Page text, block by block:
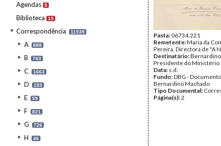
Agendas 5
Biblioteca 15
Correspondência 11939
A 888
B 760
C 1663
D 193
E 59
F 821
G 726
H 46
Pasta:06734.221
Remetente:Maria da
Pereira, Directora de "A
Destinatário:
Presidente do Ministério
Data: s.d.
Fundo:DBG -
Bernardino Machado
Tipo Documental:
Página(s):2